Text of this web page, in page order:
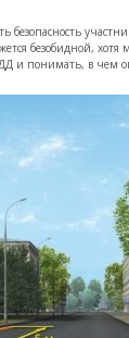
безопасность
безобидной,
и понимать, в чем